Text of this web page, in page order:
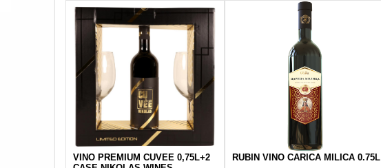
VINO PREMIUM CUVEE 0,75L+2
RUBIN VINO CARICA MILICA 0.75L